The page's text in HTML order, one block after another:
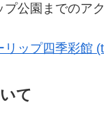
プ公園までのア
ップ四季彩館
て